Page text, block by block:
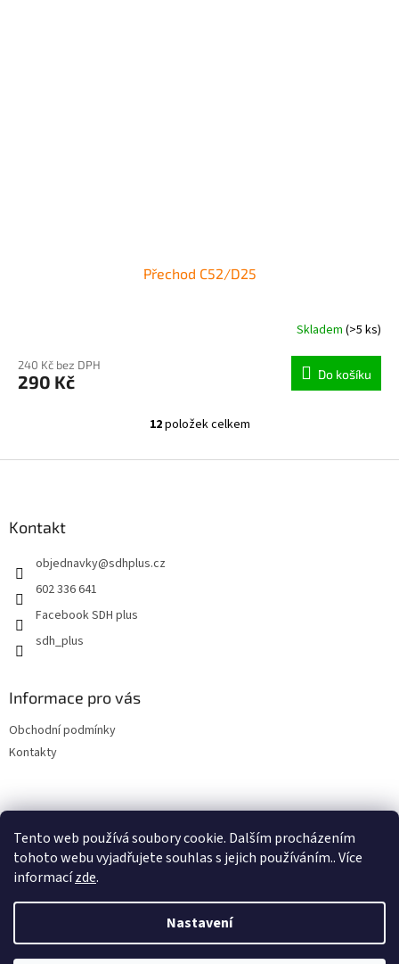
Tento web používá soubory cookie. Dalším procházením
tohoto webu vyjadřujete souhlas s jejich používáním.. Více
informacízde.
Nastavení
Přechod C52/D25
Skladem (>5 ks)
240 Kč bez DPH
290 Kč Do košíku
O
l
12položek celkem
Kontakt
objednavky@sdhplus.cz
602 336 641
Facebook SDH plus
sdh_plus
Informace pro vás
Obchodní podmínky
Kontakty